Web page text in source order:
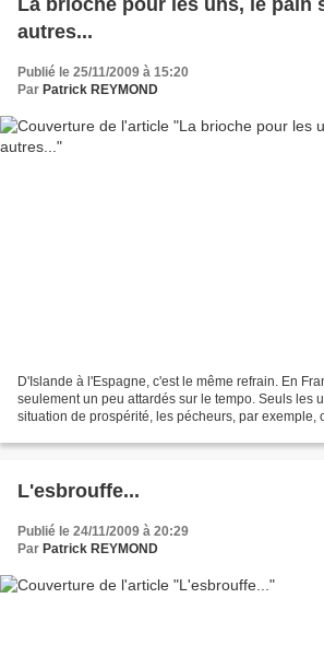
autres...
Publié le 25/11/2009 à 15:20
Par Patrick REYMOND
D'Islande à l'Espagne, c'est le même refrain. En
seulement un peu attardés sur le tempo. Seuls les
situation de prospérité, les pécheurs, par exemple,
L'esbrouffe...
Publié le 24/11/2009 à 20:29
Par Patrick REYMOND